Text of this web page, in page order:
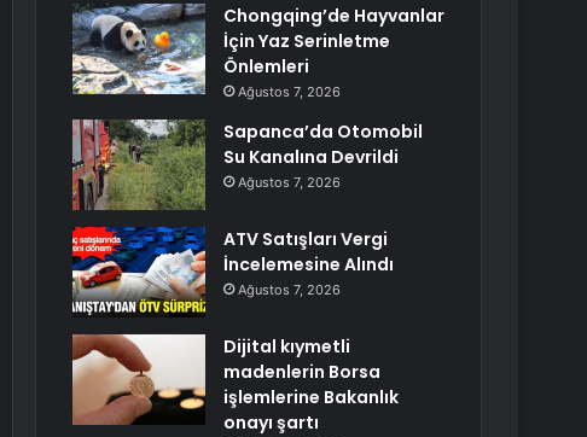
Chongqing’de Hayvanlar
İçin Yaz Serinletme
Önlemleri
Ağustos 7, 2026
Sapanca’da Otomobil
Su Kanalına Devrildi
Ağustos 7, 2026
ATV Satışları Vergi
İncelemesine Alındı
Ağustos 7, 2026
Dijital kıymetli
madenlerin Borsa
işlemlerine Bakanlık
onayı şartı